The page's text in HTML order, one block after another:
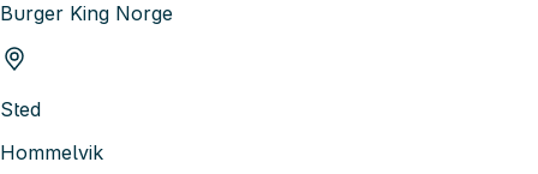
Burger King Norge
Sted
Hommelvik